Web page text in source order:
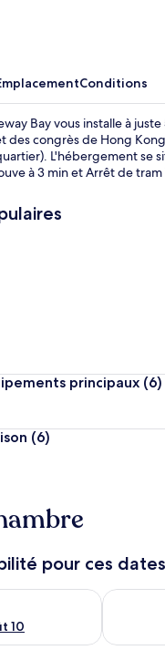
Conditions
Bay vous installe à
des congrès de Hong
L'hébergement
à 3 min et Arrêt de tram
principaux (6)
(6)
pour ces
10
ce soir août 9 - août
Vérifier